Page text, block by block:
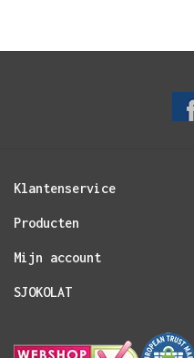
Klantenservice
Producten
Mijn account
SJOKOLAT